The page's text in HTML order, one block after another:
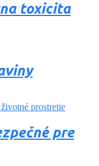
toxicita
pre